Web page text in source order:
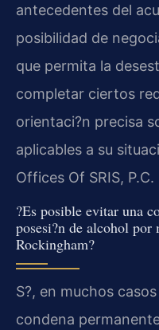
antecedentes del
posibilidad de
que permita la
completar ciertos
orientaci?n precisa
aplicables a su
Offices Of SRIS,
?Es posible evitar una
posesi?n de alcohol por
Rockingham?
S?, en muchos
condena